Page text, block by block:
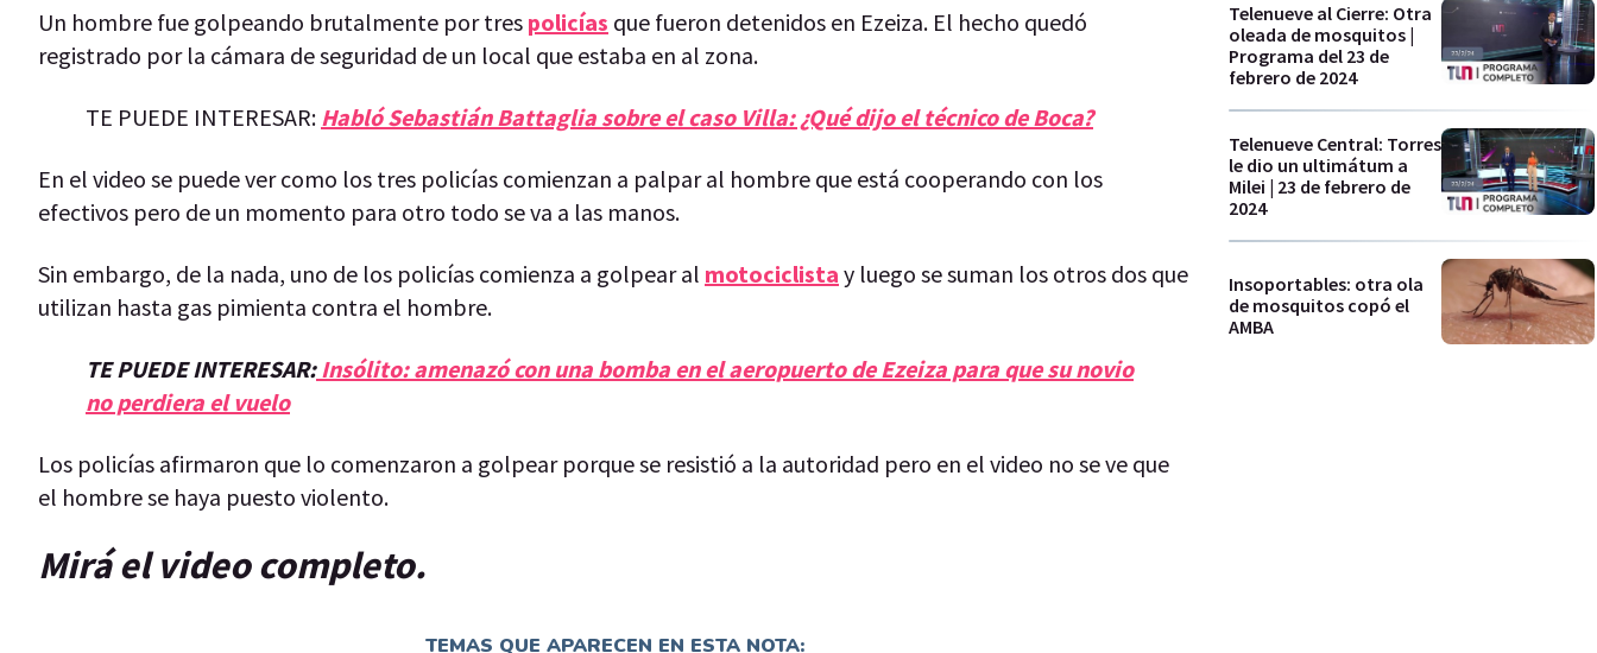
Un hombre fue golpeando brutalmente por tres policías que fueron detenidos en Ezeiza. El hecho quedó
registrado por la cámara de seguridad de un local que estaba en al zona.
TE PUEDE INTERESAR: Habló Sebastián Battaglia sobre el caso Villa: ¿Qué dijo el técnico de Boca?
En el video se puede ver como los tres policías comienzan a palpar al hombre que está cooperando con los
efectivos pero de un momento para otro todo se va a las manos.
Sin embargo, de la nada, uno de los policías comienza a golpear al motociclista y luego se suman los otros dos que
utilizan hasta gas pimienta contra el hombre.
TE PUEDE INTERESAR:Insólito: amenazó con una bomba en el aeropuerto de Ezeiza para que su novio
no perdiera el vuelo
Los policías afirmaron que lo comenzaron a golpear porque se resistió a la autoridad pero en el video no se ve que
el hombre se haya puesto violento.
Mirá el video completo.
TEMAS QUE APARECEN EN ESTA NOTA:
Telenueve al Cierre: Otra
oleada de mosquitos |
Programa del 23 de
febrero de 2024
Telenueve Central: Torres
le dio un ultimátum a
Milei | 23 de febrero de
2024
Insoportables: otra ola
de mosquitos copó el
AMBA